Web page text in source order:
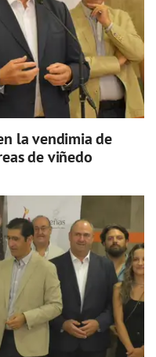
la vendimia de
de viñedo